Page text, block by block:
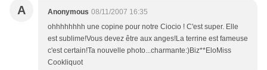
A Anonymous 08/11/2007 16:35
ohhhhhhhh une copine pour notre Ciocio ! C'est super. Elle
est sublime!Vous devez être aux anges!La terrine est fameuse
c'est certain!Ta nouvelle photo...charmante:)Biz**EloMiss
Cookliquot